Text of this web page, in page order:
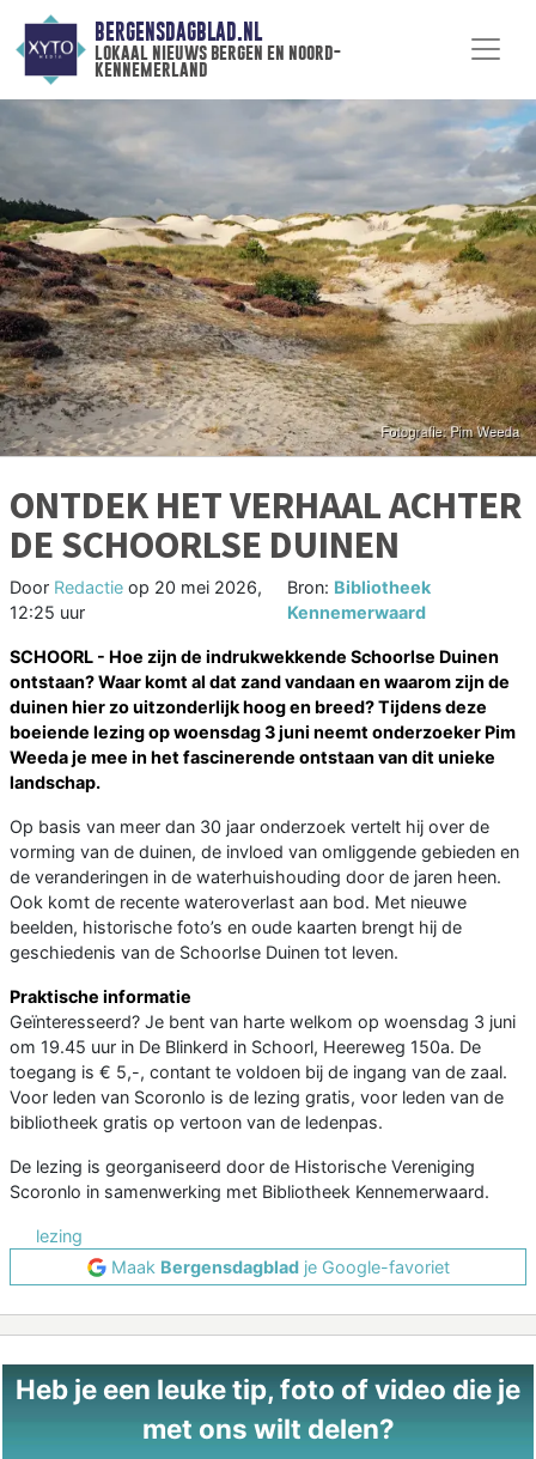
BERGENSDAGBLAD.NL
lokaal nieuws bergen en noord-
kennemerland
ONTDEK HET VERHAAL ACHTER
DE SCHOORLSE DUINEN
Door Redactie op 20 mei 2026,
12:25 uur
Bron: Bibliotheek
Kennemerwaard
SCHOORL - Hoe zijn de indrukwekkende Schoorlse Duinen
ontstaan? Waar komt al dat zand vandaan en waarom zijn de
duinen hier zo uitzonderlijk hoog en breed? Tijdens deze
boeiende lezing op woensdag 3 juni neemt onderzoeker Pim
Weeda je mee in het fascinerende ontstaan van dit unieke
landschap.
Op basis van meer dan 30 jaar onderzoek vertelt hij over de
vorming van de duinen, de invloed van omliggende gebieden en
de veranderingen in de waterhuishouding door de jaren heen.
Ook komt de recente wateroverlast aan bod. Met nieuwe
beelden, historische foto’s en oude kaarten brengt hij de
geschiedenis van de Schoorlse Duinen tot leven.
Praktische informatie
Geïnteresseerd? Je bent van harte welkom op woensdag 3 juni
om 19.45 uur in De Blinkerd in Schoorl, Heereweg 150a. De
toegang is € 5,-, contant te voldoen bij de ingang van de zaal.
Voor leden van Scoronlo is de lezing gratis, voor leden van de
bibliotheek gratis op vertoon van de ledenpas.
De lezing is georganiseerd door de Historische Vereniging
Scoronlo in samenwerking met Bibliotheek Kennemerwaard.
lezing
Maak Bergensdagbladje Google-favoriet
Heb je een leuke tip, foto of video die je
met ons wilt delen?